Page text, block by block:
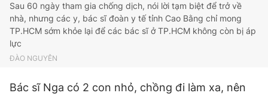
Sau 60 ngày tham gia chống dịch, nói lời tạm biệt để trở về
nhà, nhưng các y, bác sĩ đoàn y tế tỉnh Cao Bằng chỉ mong
TP.HCM sớm khỏe lại để các bác sĩ ở TP.HCM không còn bị áp
lực
ĐÀO NGUYÊN
Bác sĩ Nga có 2 con nhỏ, chồng đi làm xa, nên